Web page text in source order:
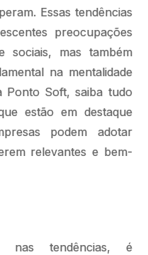
Essas tendências
preocupações
sociais, mas também
na mentalidade
Ponto Soft, saiba tudo
estão em destaque
podem adotar
relevantes e bem-
nas tendências, é